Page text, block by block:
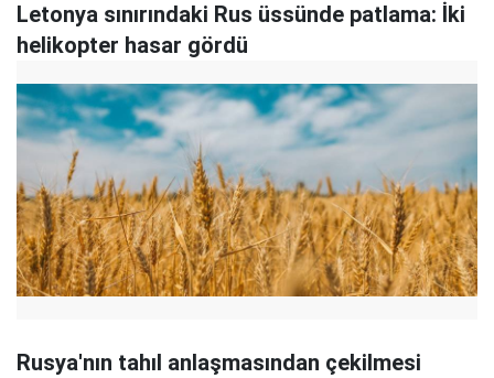
Letonya sınırındaki Rus üssünde patlama: İki
helikopter hasar gördü
Rusya'nın tahıl anlaşmasından çekilmesi